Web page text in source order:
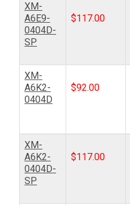
XM-
A6E9-
0404D-
SP
$117.00
XM-
A6K2-
0404D
$92.00
XM-
A6K2-
0404D-
SP
$117.00